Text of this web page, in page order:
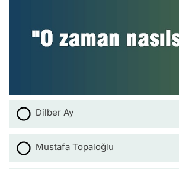
Dilber Ay
Mustafa Topaloğlu